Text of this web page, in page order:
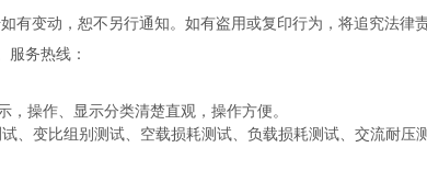
有变动，恕不另行通知。如有盗用或复印行为，将追究法律责
服务热线：
操作、显示分类清楚直观，操作方便。
、变比组别测试、空载损耗测试、负载损耗测试、交流耐压